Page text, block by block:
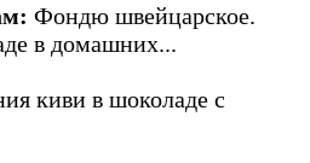
Фондю швейцарское.
в домашних...